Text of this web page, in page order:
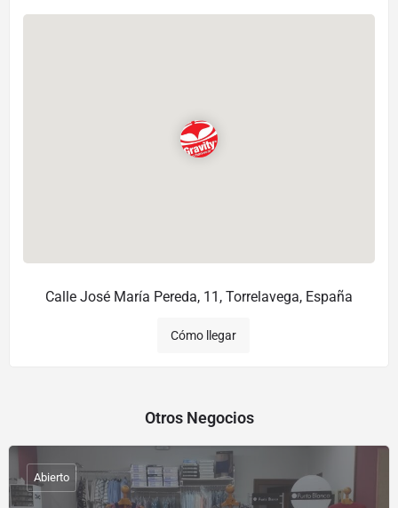
Calle José María Pereda, 11, Torrelavega, España
Cómo llegar
Otros Negocios
Abierto